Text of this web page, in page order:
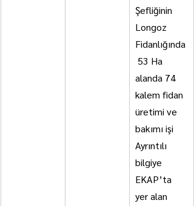
Şefliğinin
Longoz
Fidanlığında
53 Ha
alanda 74
kalem fidan
üretimi ve
bakımı işi
Ayrıntılı
bilgiye
EKAP’ta
yer alan